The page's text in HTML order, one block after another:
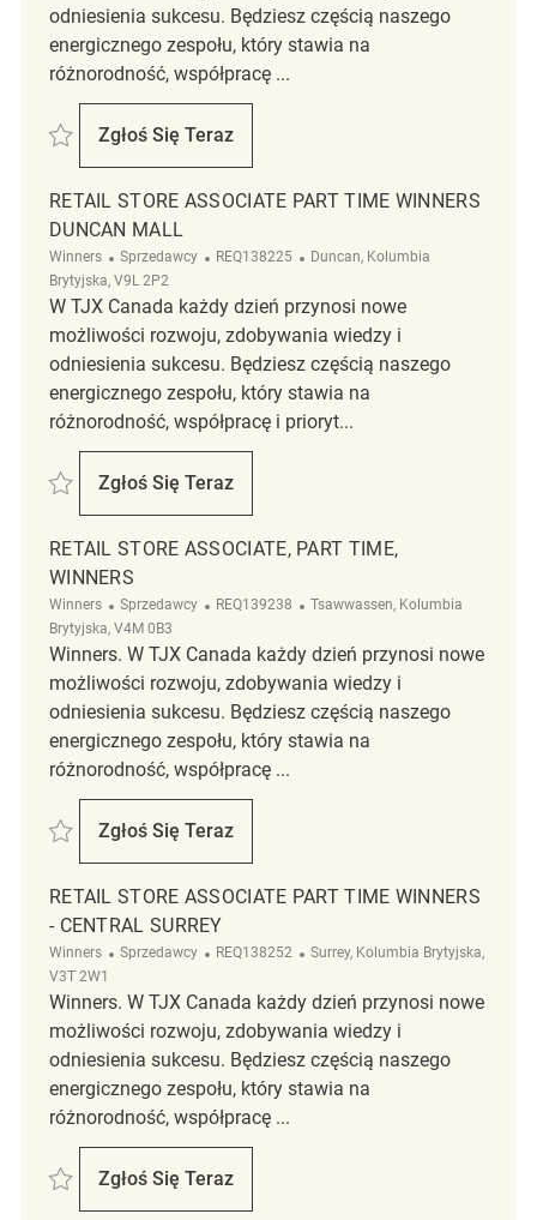
odniesienia sukcesu. Będziesz częścią naszego
energicznego zespołu, który stawia na
różnorodność, współpracę ...
Zapisać Retail Store Associate Part Time Winners Smart Center
Zgłoś Się Teraz
Retail Store Associate Part Time Winners
RETAIL STORE ASSOCIATE PART TIME WINNERS
DUNCAN MALL
Winners Kategoria
Sprzedawcy ReqId
REQ138225 Lokalizacja
Duncan, Kolumbia
Brytyjska, V9L 2P2
W TJX Canada każdy dzień przynosi nowe
możliwości rozwoju, zdobywania wiedzy i
odniesienia sukcesu. Będziesz częścią naszego
energicznego zespołu, który stawia na
różnorodność, współpracę i prioryt...
Zapisać Retail Store Associate Part Time Winners Duncan Mall
Zgłoś Się Teraz
Retail Store Associate Part Time Winners
RETAIL STORE ASSOCIATE, PART TIME,
WINNERS
Winners Kategoria
Sprzedawcy ReqId
REQ139238 Lokalizacja
Tsawwassen, Kolumbia
Brytyjska, V4M 0B3
Winners. W TJX Canada każdy dzień przynosi nowe
możliwości rozwoju, zdobywania wiedzy i
odniesienia sukcesu. Będziesz częścią naszego
energicznego zespołu, który stawia na
różnorodność, współpracę ...
Zapisać Retail Store Associate, Part Time, Winners REQ139238
Zgłoś Się Teraz
Retail Store Associate, Part Time, Winners
RETAIL STORE ASSOCIATE PART TIME WINNERS
- CENTRAL SURREY
Winners Kategoria
Sprzedawcy ReqId
REQ138252 Lokalizacja
Surrey, Kolumbia Brytyjska,
V3T 2W1
Winners. W TJX Canada każdy dzień przynosi nowe
możliwości rozwoju, zdobywania wiedzy i
odniesienia sukcesu. Będziesz częścią naszego
energicznego zespołu, który stawia na
różnorodność, współpracę ...
Zapisać Retail Store Associate Part Time Winners - Central Surrey
Zgłoś Się Teraz
Retail Store Associate Part Time Winners